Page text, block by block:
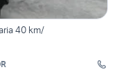
40 km/